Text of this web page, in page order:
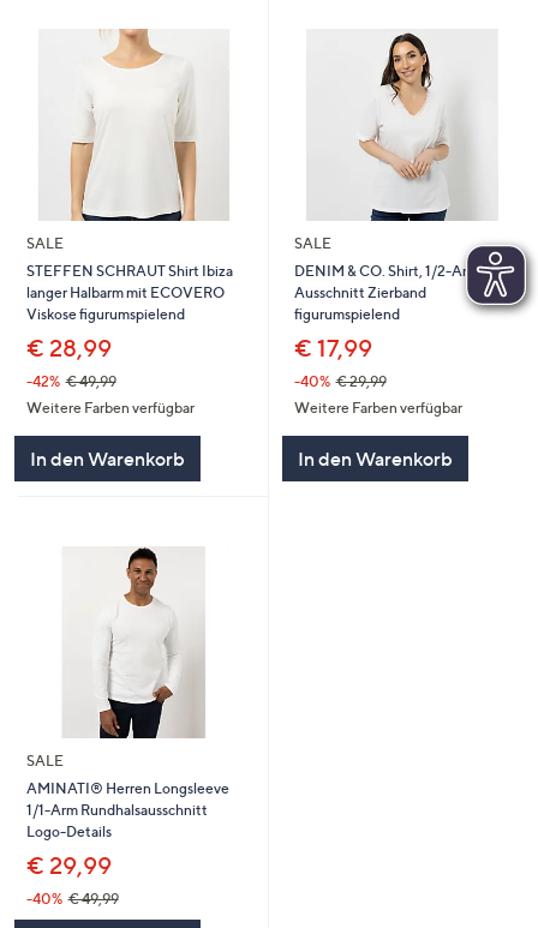
SALE
STEFFEN SCHRAUT Shirt Ibiza
langer Halbarm mit ECOVERO
Viskose figurumspielend
€ 28,99
-42% € 49,99
Weitere Farben verfügbar
In den Warenkorb
SALE
DENIM & CO. Shirt, 1/2-Arm V-
Ausschnitt Zierband
figurumspielend
€ 17,99
-40% € 29,99
Weitere Farben verfügbar
In den Warenkorb
SALE
AMINATI® Herren Longsleeve
1/1-Arm Rundhalsausschnitt
Logo-Details
€ 29,99
-40% € 49,99